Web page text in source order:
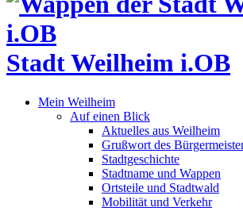
Stadt Weilheim i.OB
Mein Weilheim
Auf einen Blick
Aktuelles aus Weilheim
Grußwort des
Stadtgeschichte
Stadtname und Wappen
Ortsteile und Stadtwald
Mobilität und Verkehr